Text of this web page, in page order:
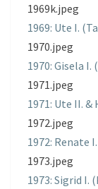
1969k.jpeg
1969: Ute I.
1970.jpeg
1970: Gisela
1971.jpeg
1971: Ute II.
1972.jpeg
1972: Renate
1973.jpeg
1973: Sigrid I.